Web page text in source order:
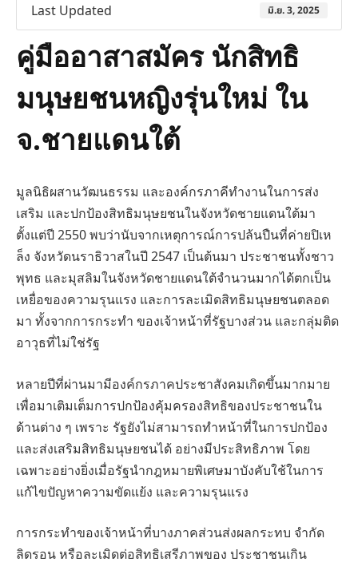
Last Updated มิ.ย. 3, 2025
คู่มืออาสาสมัคร นักสิทธิ
มนุษยชนหญิงรุ่นใหม่ ใน
จ.ชายแดนใต้
มูลนิธิผสานวัฒนธรรม และองค์กรภาคีทํางานในการส่ง
เสริม และปกป้องสิทธิมนุษยชนในจังหวัดชายแดนใต้มา
ตั้งแต่ปี 2550 พบว่านับจากเหตุการณ์การปล้นปืนที่ค่ายปิเห
ล็ง จังหวัดนราธิวาสในปี 2547 เป็นต้นมา ประชาชนทั้งชาว
พุทธ และมุสลิมในจังหวัดชายแดนใต้จํานวนมากได้ตกเป็น
เหยื่อของความรุนแรง และการละเมิดสิทธิมนุษยชนตลอด
มา ทั้งจากการกระทํา ของเจ้าหน้าที่รัฐบางส่วน และกลุ่มติด
อาวุธที่ไม่ใช่รัฐ
หลายปีที่ผ่านมามีองค์กรภาคประชาสังคมเกิดขึ้นมากมาย
เพื่อมาเติมเต็มการปกป้องคุ้มครองสิทธิของประชาชนใน
ด้านต่าง ๆ เพราะ รัฐยังไม่สามารถทําหน้าที่ในการปกป้อง
และส่งเสริมสิทธิมนุษยชนได้ อย่างมีประสิทธิภาพ โดย
เฉพาะอย่างยิ่งเมื่อรัฐนํากฎหมายพิเศษมาบังคับใช้ในการ
แก้ไขปัญหาความขัดแย้ง และความรุนแรง
การกระทําของเจ้าหน้าที่บางภาคส่วนส่งผลกระทบ จํากัด
ลิดรอน หรือละเมิดต่อสิทธิเสรีภาพของ ประชาชนเกิน